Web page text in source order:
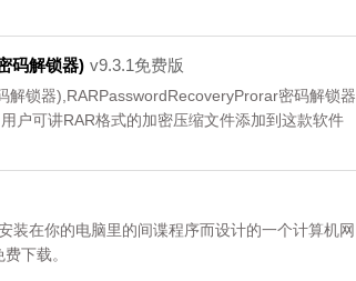
码解锁器) v9.3.1免费版
解锁器),RARPasswordRecoveryProrar密码解锁器
户可讲RAR格式的加密压缩文件添加到这款软件
装在你的电脑里的间谍程序而设计的一个计算机网
下载。